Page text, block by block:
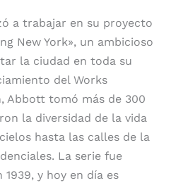
a trabajar en su proyecto
New York», un ambicioso
la ciudad en toda su
del Works
Abbott tomó más de 300
la diversidad de la vida
hasta las calles de la
La serie fue
y hoy en día es